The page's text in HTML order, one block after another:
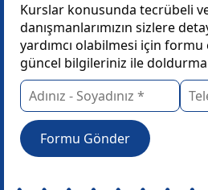
Kurslar konusunda tecrübeli
danışmanlarımızın sizlere
yardımcı olabilmesi için
güncel bilgileriniz ile
Formu Gönder